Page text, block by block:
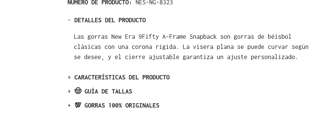
NÚMERO DE PRODUCTO: NES-NG-8323
- DETALLES DEL PRODUCTO
Las gorras New Era 9Fifty A-Frame Snapback son gorras de béisbol
clásicas con una corona rígida. La visera plana se puede curvar según
se desee, y el cierre ajustable garantiza un ajuste personalizado.
+ CARACTERÍSTICAS DEL PRODUCTO
+ 🤠 GUÍA DE TALLAS
+ 💯 GORRAS 100% ORIGINALES